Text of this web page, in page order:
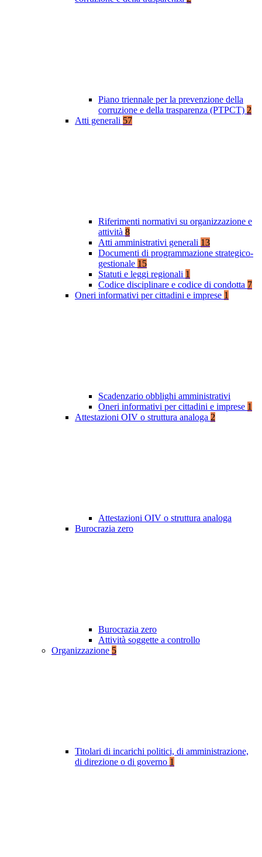
Piano triennale per la prevenzione della
corruzione e della trasparenza (PTPCT) 2
Atti generali 57
Riferimenti normativi su organizzazione e
attività 8
Atti amministrativi generali 13
Documenti di programmazione strategico-
gestionale 15
Statuti e leggi regionali 1
Codice disciplinare e codice di condotta 7
Oneri informativi per cittadini e imprese 1
Scadenzario obblighi amministrativi
Oneri informativi per cittadini e imprese 1
Attestazioni OIV o struttura analoga 2
Attestazioni OIV o struttura analoga
Burocrazia zero
Burocrazia zero
Attività soggette a controllo
Organizzazione 5
Titolari di incarichi politici, di amministrazione,
di direzione o di governo 1